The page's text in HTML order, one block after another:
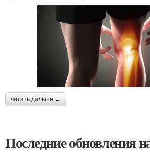
читать дальше →
Последние обновления